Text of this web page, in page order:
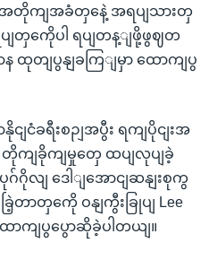
အတိုကျအခံတှနေဲ့ အရပျသားတှ
ျတှကေိုပါ ရပျတန့ျဖို့ဖွဈတ
န ထုတျပွနျခကြျမှာ ထောကျပွ
ငျငံခရီးစဉျအပွီး ရကျပိုငျးအ
ကျခိုကျမှုတှေ ထပျလုပျခဲ့
ဂ်ဂိုလျ ဒေါျအောငျဆနျးစုကွ
တာတှကေို ဝနျကွီးခြုပျ Lee
ာကျပွပွောဆိုခဲ့ပါတယျ။